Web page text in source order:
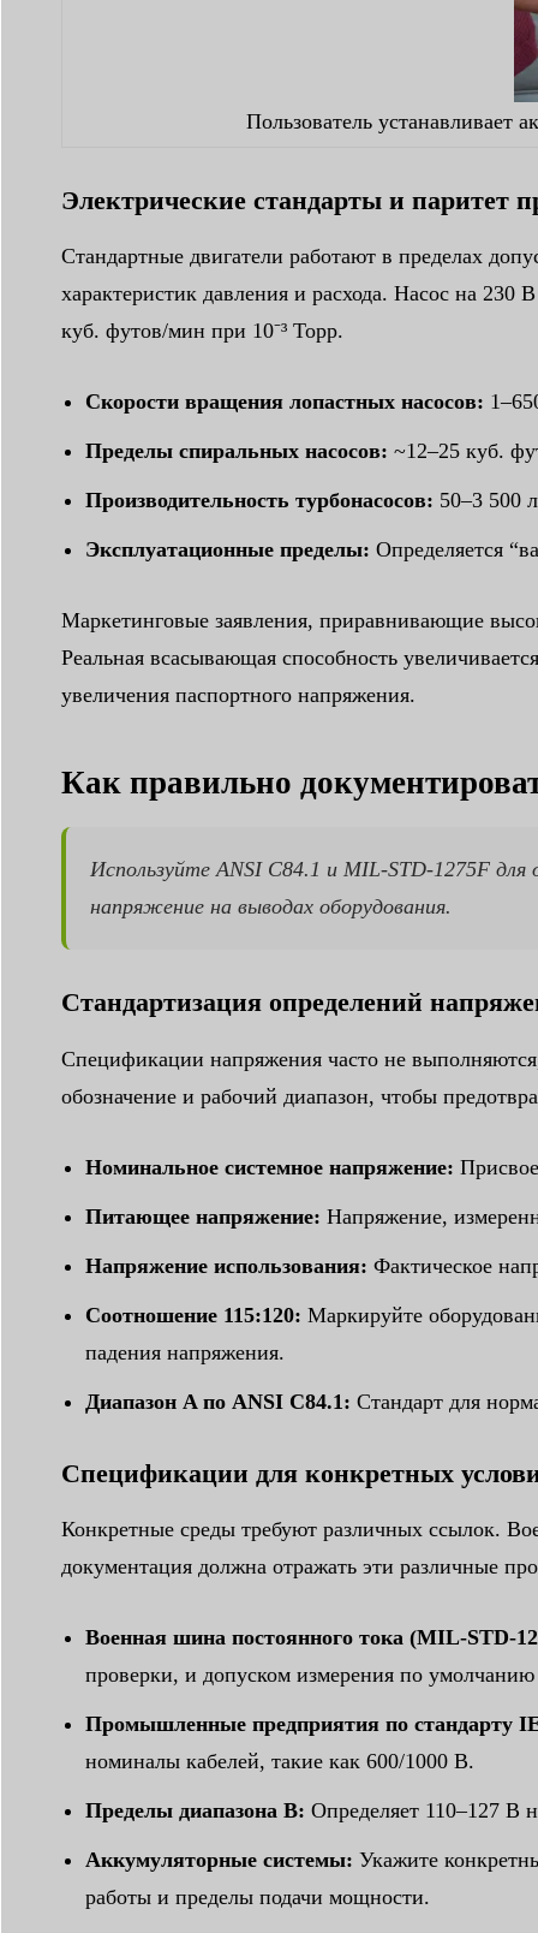
Пользователь устанавливает
Электрические стандарты и паритет
Стандартные двигатели работают в пределах
характеристик давления и расхода. Насос на
куб. футов/мин при 10⁻³ Торр.
Скорости вращения лопастных насосов:
Пределы спиральных насосов: ~12–25 куб.
Производительность турбонасосов: 50–3 500
Эксплуатационные пределы: Определяется
Маркетинговые заявления, приравнивающие
Реальная всасывающая способность
увеличения паспортного напряжения.
Как правильно
Используйте ANSI C84.1 и MIL-STD-1275F
напряжение на выводах оборудования.
Стандартизация определений
Спецификации напряжения часто не
обозначение и рабочий диапазон, чтобы
Номинальное системное напряжение:
Питающее напряжение: Напряжение,
Напряжение использования: Фактическое
Соотношение 115:120: Маркируйте
падения напряжения.
Диапазон A по ANSI C84.1: Стандарт для
Спецификации для конкретных
Конкретные среды требуют различных ссылок.
документация должна отражать эти различные
Военная шина постоянного тока (MIL-STD-
проверки, и допуском измерения по
Промышленные предприятия по стандарту
номиналы кабелей, такие как 600/1000 В.
Пределы диапазона B: Определяет 110–127 В
Аккумуляторные системы: Укажите
работы и пределы подачи мощности.